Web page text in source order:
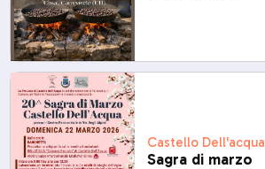
Castello Dell'acqua
Sagra di marzo